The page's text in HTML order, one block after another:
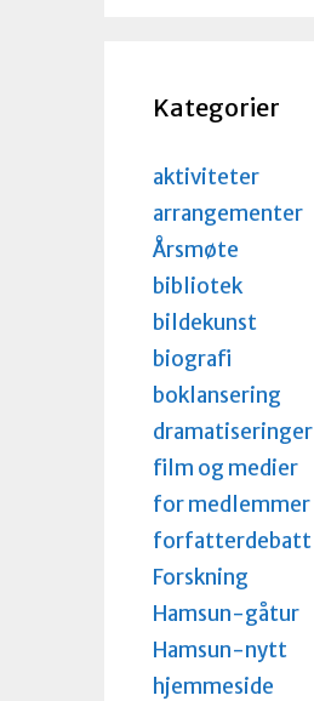
Kategorier
aktiviteter
arrangementer
Årsmøte
bibliotek
bildekunst
biografi
boklansering
dramatiseringer
film og medier
for medlemmer
forfatterdebatt
Forskning
Hamsun-gåtur
Hamsun-nytt
hjemmeside